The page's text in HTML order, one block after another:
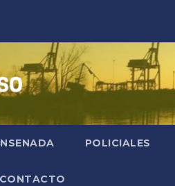
POLICIALES
CONTACTO